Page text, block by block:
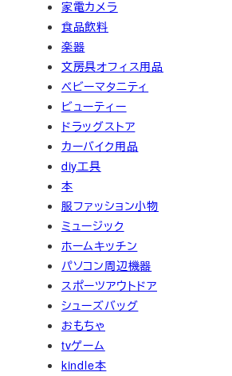
家電カメラ
食品飲料
楽器
文房具オフィス用品
ベビーマタニティ
ビューティー
ドラッグストア
カーバイク用品
diy工具
本
服ファッション小物
ミュージック
ホームキッチン
パソコン周辺機器
スポーツアウトドア
シューズバッグ
おもちゃ
tvゲーム
kindle本